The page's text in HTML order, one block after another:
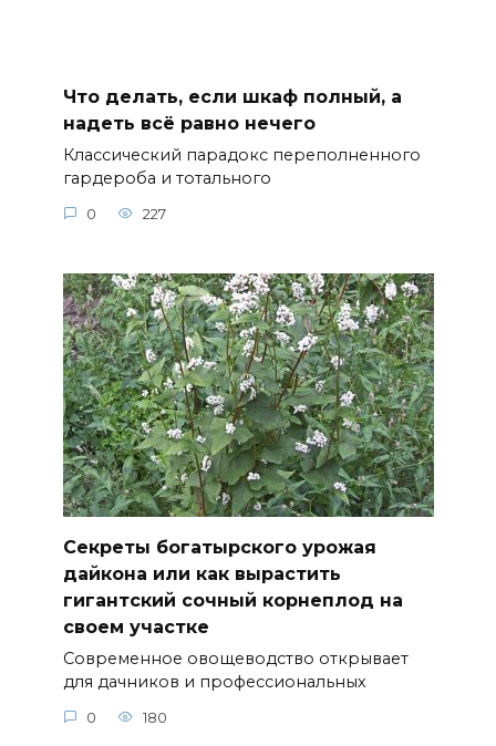
Что делать, если шкаф полный, а
надеть всё равно нечего
Классический парадокс переполненного
гардероба и тотального
0 227
Секреты богатырского урожая
дайкона или как вырастить
гигантский сочный корнеплод на
своем участке
Современное овощеводство открывает
для дачников и профессиональных
0 180